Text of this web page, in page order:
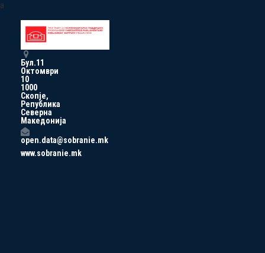
a
Бул.11
Октомври
10
1000
Скопје,
Република
Северна
Македонија
open.data@sobranie.mk
www.sobranie.mk